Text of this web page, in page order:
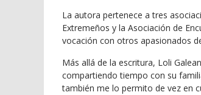
La autora pertenece a tres
Extremeños y la Asociación de
vocación con otros apasionados
Más allá de la escritura, Loli
compartiendo tiempo con su
también me lo permito de vez en